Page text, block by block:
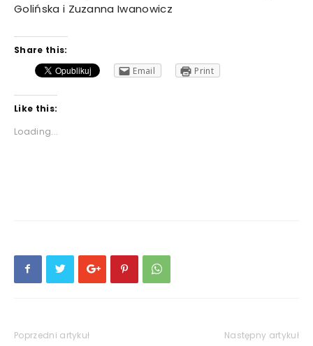
Golińska i Zuzanna Iwanowicz
Share this:
Email
Print
Like this:
Loading...
Poprzedni artykuł Następny artykuł